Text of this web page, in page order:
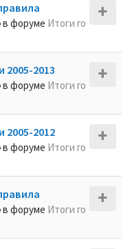
в форуме Итоги го
2005-2013
в форуме Итоги го
2005-2012
в форуме Итоги го
в форуме Итоги го